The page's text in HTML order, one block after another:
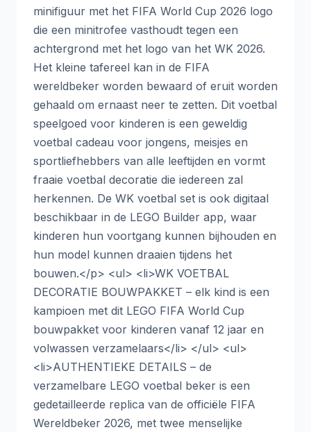
minifiguur met het FIFA World Cup 2026 logo
die een minitrofee vasthoudt tegen een
achtergrond met het logo van het WK 2026.
Het kleine tafereel kan in de FIFA
wereldbeker worden bewaard of eruit worden
gehaald om ernaast neer te zetten. Dit voetbal
speelgoed voor kinderen is een geweldig
voetbal cadeau voor jongens, meisjes en
sportliefhebbers van alle leeftijden en vormt
fraaie voetbal decoratie die iedereen zal
herkennen. De WK voetbal set is ook digitaal
beschikbaar in de LEGO Builder app, waar
kinderen hun voortgang kunnen bijhouden en
hun model kunnen draaien tijdens het
bouwen.</p> <ul> <li>WK VOETBAL
DECORATIE BOUWPAKKET – elk kind is een
kampioen met dit LEGO FIFA World Cup
bouwpakket voor kinderen vanaf 12 jaar en
volwassen verzamelaars</li> </ul> <ul>
<li>AUTHENTIEKE DETAILS – de
verzamelbare LEGO voetbal beker is een
gedetailleerde replica van de officiële FIFA
Wereldbeker 2026, met twee menselijke